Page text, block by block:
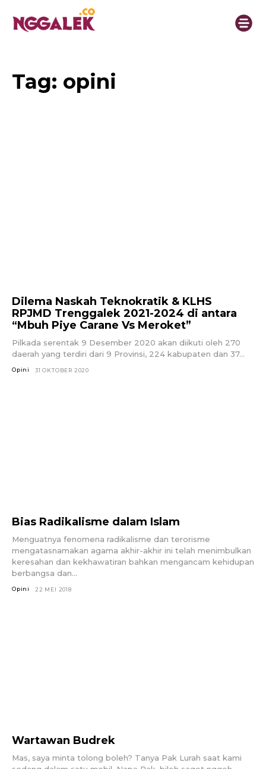
Tag: opini
Dilema Naskah Teknokratik & KLHS
RPJMD Trenggalek 2021-2024 di antara
“Mbuh Piye Carane Vs Meroket”
Pilkada serentak 9 Desember 2020 akan diikuti oleh 270
daerah yang terdiri dari 9 Provinsi, 224 kabupaten dan 37...
Opini 31 OKTOBER 2020
Bias Radikalisme dalam Islam
Menguatnya fenomena radikalisme dan terorisme
mengatasnamakan agama akhir-akhir ini telah menimbulkan
keresahan dan kekhawatiran bahkan mengancam kehidupan
berbangsa dan...
Opini 22 MEI 2018
Wartawan Budrek
Mas, saya minta tolong boleh? Tanya Pak Lurah saat kami